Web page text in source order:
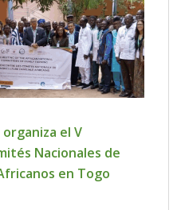
organiza el V
Nacionales de
en Togo